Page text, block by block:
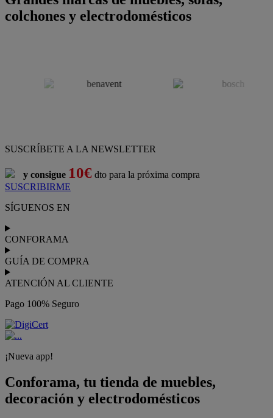
colchones y electrodomésticos
SUSCRÍBETE A LA NEWSLETTER
y consigue 10€ dto para la próxima compra
SUSCRIBIRME
SÍGUENOS EN
CONFORAMA
GUÍA DE COMPRA
ATENCIÓN AL CLIENTE
Pago 100% Seguro
¡Nueva app!
Conforama, tu tienda de muebles,
decoración y electrodomésticos